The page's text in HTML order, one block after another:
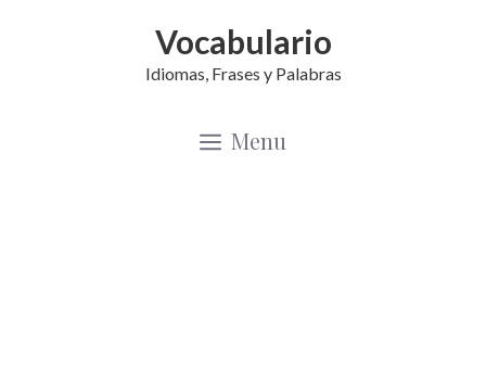
Vocabulario
Idiomas, Frases y Palabras
Menu